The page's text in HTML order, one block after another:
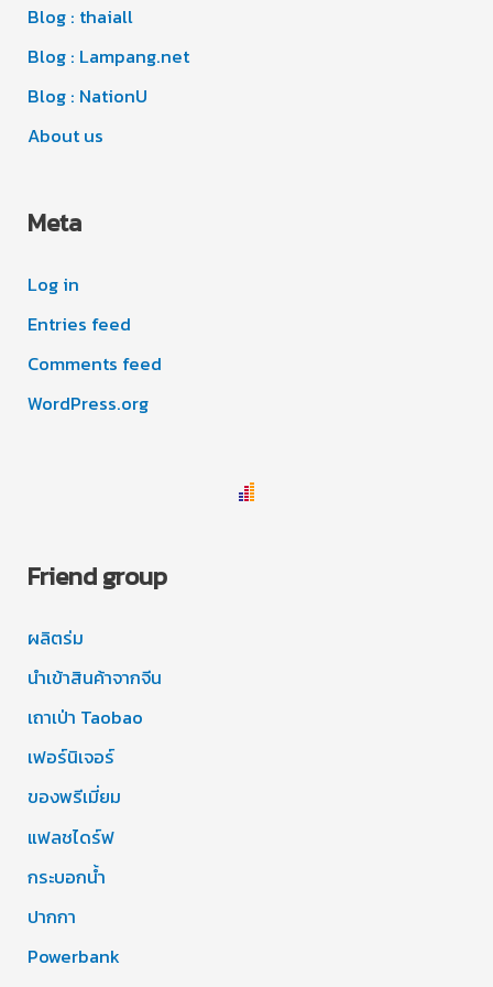
e
s
Blog : thaiall
Blog : Lampang.net
Blog : NationU
About us
Meta
Log in
Entries feed
Comments feed
WordPress.org
Friend group
ผลิตร่ม
นำเข้าสินค้าจากจีน
เถาเป่า Taobao
เฟอร์นิเจอร์
ของพรีเมี่ยม
แฟลชไดร์ฟ
กระบอกน้ำ
ปากกา
Powerbank